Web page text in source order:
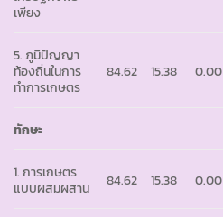
เพียง
5. ภูมิปัญญา
ท้องถิ่นในการ
ทำการเกษตร
84.62 15.38 0.00
ทักษะ
1. การเกษตร
แบบผสมผสาน
84.62 15.38 0.00